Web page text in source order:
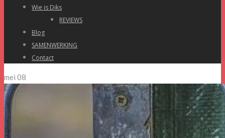
Wie is Diks
REVIEWS
Blog
SAMENWERKING
Contact
mei 08